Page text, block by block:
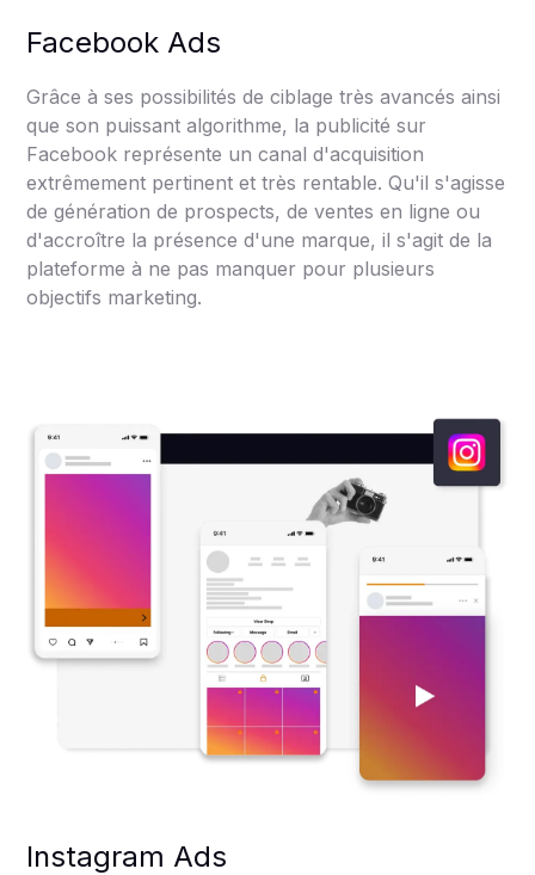
Facebook Ads
Grâce à ses possibilités de ciblage très avancés ainsi
que son puissant algorithme, la publicité sur
Facebook représente un canal d'acquisition
extrêmement pertinent et très rentable. Qu'il s'agisse
de génération de prospects, de ventes en ligne ou
d'accroître la présence d'une marque, il s'agit de la
plateforme à ne pas manquer pour plusieurs
objectifs marketing.
Instagram Ads